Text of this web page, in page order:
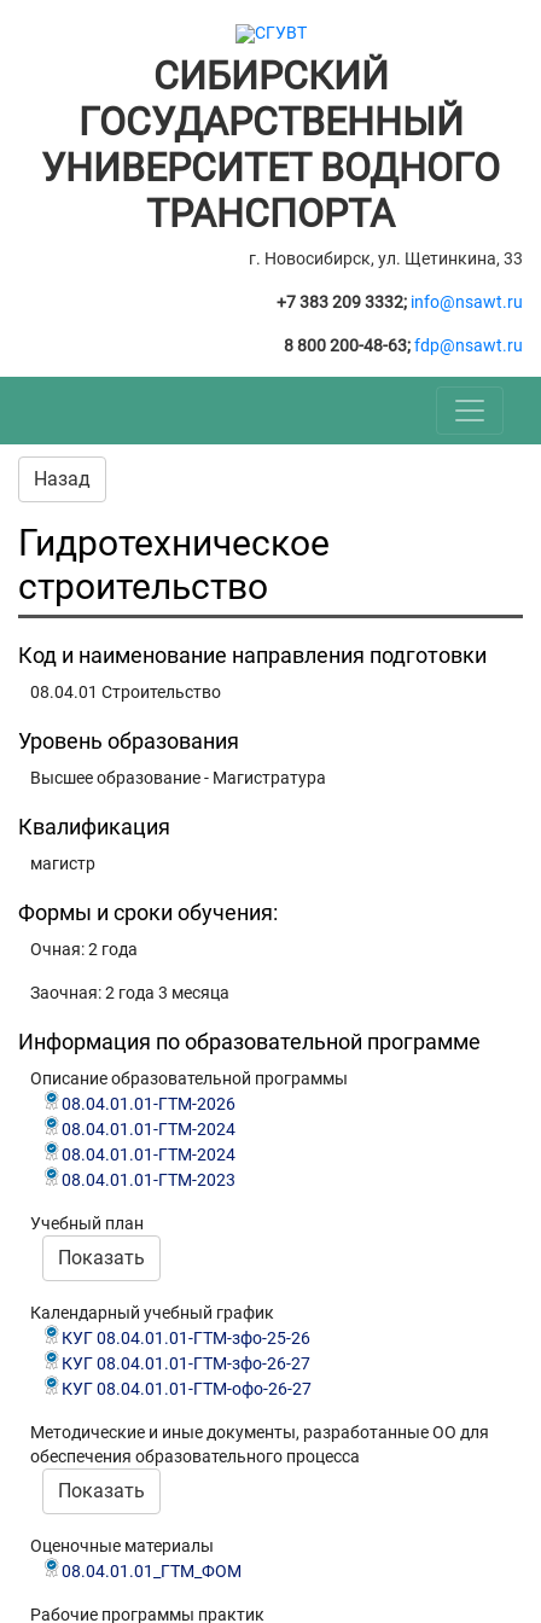
СИБИРСКИЙ
ГОСУДАРСТВЕННЫЙ
УНИВЕРСИТЕТ ВОДНОГО
ТРАНСПОРТА
г. Новосибирск, ул. Щетинкина, 33
+7 383 209 3332; info@nsawt.ru
8 800 200-48-63;fdp@nsawt.ru
Назад
Гидротехническое
строительство
Код и наименование направления подготовки
08.04.01 Строительство
Уровень образования
Высшее образование - Магистратура
Квалификация
магистр
Формы и сроки обучения:
Очная: 2 года
Заочная: 2 года 3 месяца
Информация по образовательной программе
Описание образовательной программы
08.04.01.01-ГТМ-2026
08.04.01.01-ГТМ-2024
08.04.01.01-ГТМ-2024
08.04.01.01-ГТМ-2023
Учебный план
Показать
Календарный учебный график
КУГ 08.04.01.01-ГТМ-зфо-25-26
КУГ 08.04.01.01-ГТМ-зфо-26-27
КУГ 08.04.01.01-ГТМ-офо-26-27
Методические и иные документы, разработанные ОО для
обеспечения образовательного процесса
Показать
Оценочные материалы
08.04.01.01_ГТМ_ФОМ
Рабочие программы практик